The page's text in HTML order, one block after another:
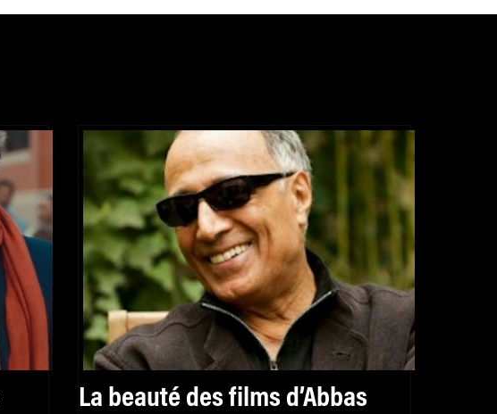
La beauté des films d’Abbas